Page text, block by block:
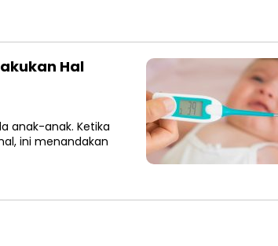
Hal
anak-anak. Ketika
ini menandakan